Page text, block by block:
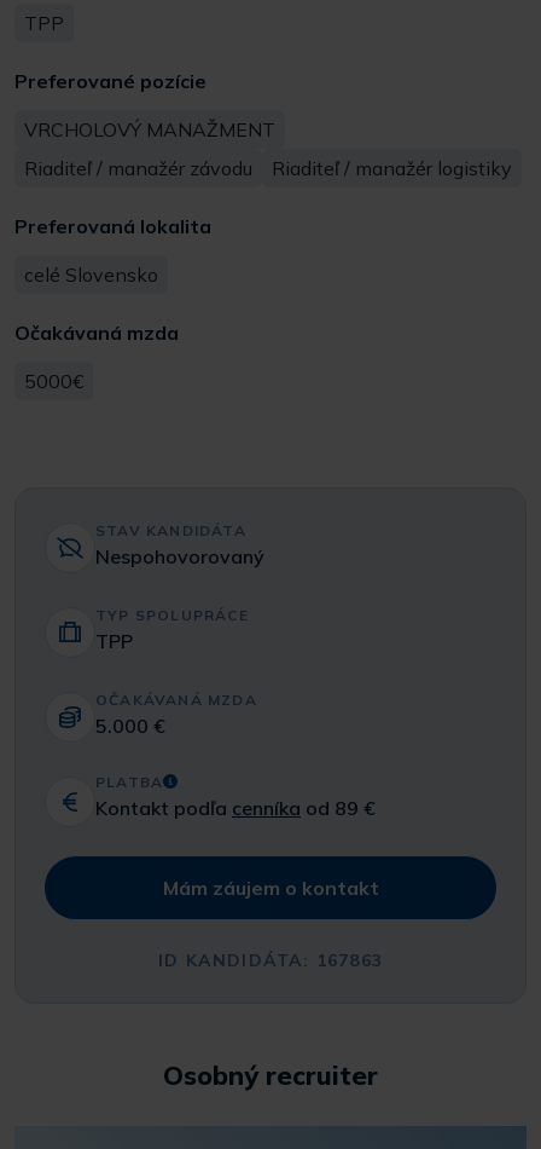
TPP
Preferované pozície
VRCHOLOVÝ MANAŽMENT
Riaditeľ / manažér závodu
Riaditeľ / manažér logistiky
Preferovaná lokalita
celé Slovensko
Očakávaná mzda
5000€
STAV KANDIDÁTA
Nespohovorovaný
TYP SPOLUPRÁCE
TPP
OČAKÁVANÁ MZDA
5.000 €
PLATBA
Kontakt podľa cenníka od 89 €
Mám záujem o kontakt
ID KANDIDÁTA: 167863
Osobný recruiter